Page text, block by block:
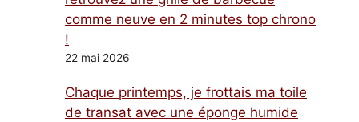
comme neuve en 2 minutes top chrono
!
22 mai 2026
Chaque printemps, je frottais ma toile
de transat avec une éponge humide